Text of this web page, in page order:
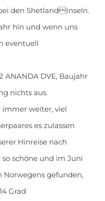
den ShetlandInseln.
hin und wenn uns
eventuell
ANANDA DVE, Baujahr
nichts aus.
immer weiter, viel
es zulassen
Hinreise nach
schöne und im Juni
Norwegens gefunden,
Grad